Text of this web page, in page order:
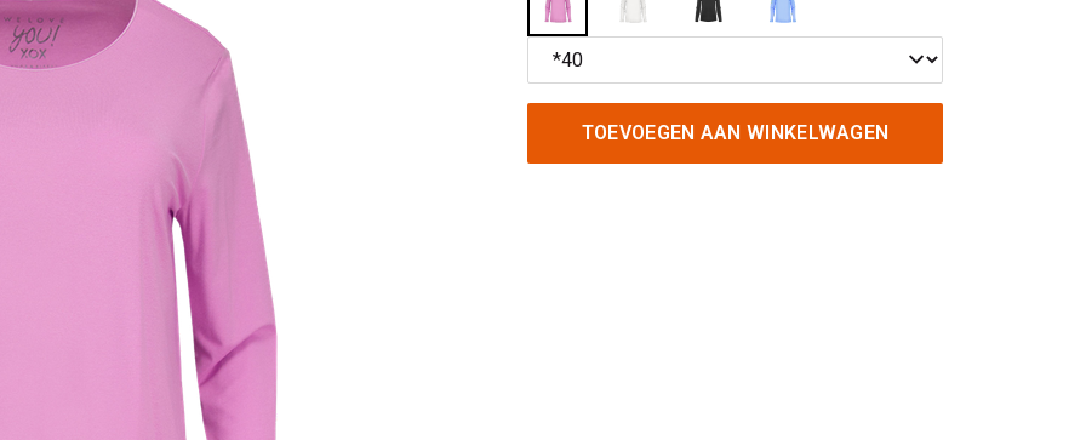
TOEVOEGEN AAN WINKELWAGEN